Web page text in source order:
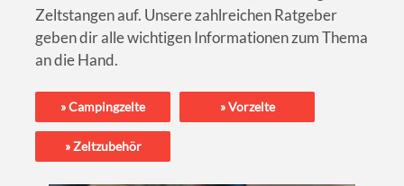
Zeltstangen auf. Unsere zahlreichen Ratgeber
geben dir alle wichtigen Informationen zum Thema
an die Hand.
Campingzelte Vorzelte
Zeltzubehör